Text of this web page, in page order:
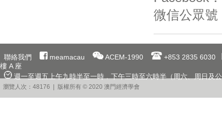
微信公眾號
聯絡我們 meamacau ACEM-1990
+853 2835 6030
樓 A 座
週一至週五上午九時半至一時﹐下午三時至六時半（周六、周日及
瀏覽人次：48176 | 版權所有 © 2020 澳門經濟學會